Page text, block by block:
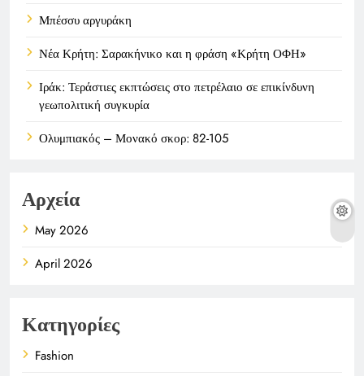
Μπέσσυ αργυράκη
Νέα Κρήτη: Σαρακήνικο και η φράση «Κρήτη ΟΦΗ»
Ιράκ: Τεράστιες εκπτώσεις στο πετρέλαιο σε επικίνδυνη
γεωπολιτική συγκυρία
Ολυμπιακός – Μονακό σκορ: 82-105
Αρχεία
May 2026
April 2026
Κατηγορίες
Fashion